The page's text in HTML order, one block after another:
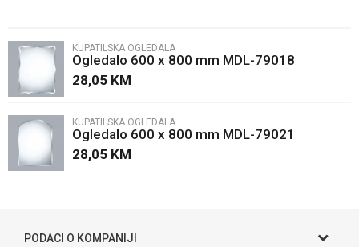
Poruka
KUPATILSKA OGLEDALA
Ogledalo 600 x 800 mm MDL-79018
28,05 KM
KUPATILSKA OGLEDALA
Ogledalo 600 x 800 mm MDL-79021
28,05 KM
PODACI O KOMPANIJI